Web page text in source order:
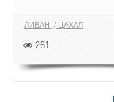
ЛИВАН ЦАХАЛ
261